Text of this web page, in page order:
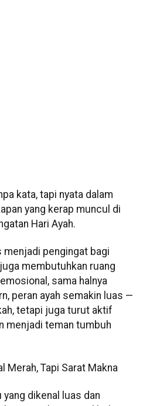
kata, tapi nyata dalam
yang kerap muncul di
Hari Ayah.
pengingat bagi
membutuhkan ruang
sama halnya
peran ayah semakin luas —
tetapi juga turut aktif
menjadi teman tumbuh
Merah, Tapi Sarat Makna
dikenal luas dan